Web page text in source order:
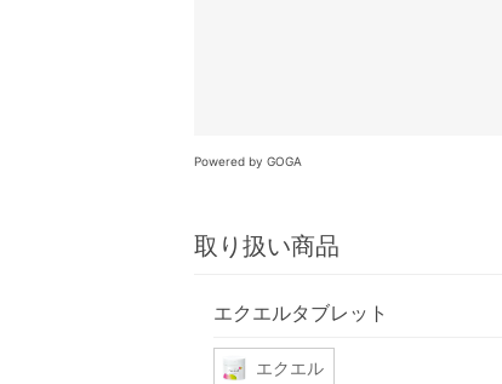
Powered by GOGA
取り扱い商品
エクエルタブレット
エクエル